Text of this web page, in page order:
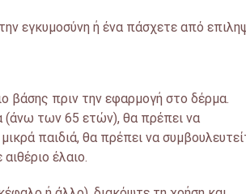
εγκυμοσύνη ή ένα πάσχετε από
βάσης πριν την εφαρμογή στο δέρμα.
(άνω των 65 ετών), θα πρέπει να
παιδιά, θα πρέπει να
έλαιο.